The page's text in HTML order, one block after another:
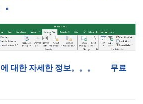
대한 자세한 정보。。。
무료